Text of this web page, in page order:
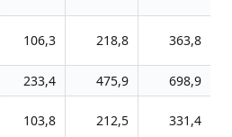
106,3 218,8 363,8
233,4 475,9
698,9
103,8 212,5 331,4